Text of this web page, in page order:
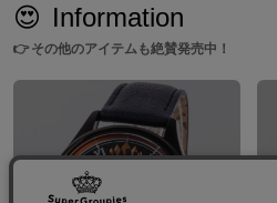
😍 Information
👉その他のアイテムも絶賛発売中！